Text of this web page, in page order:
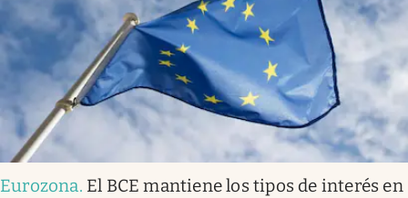
Eurozona. El BCE mantiene los tipos de interés en